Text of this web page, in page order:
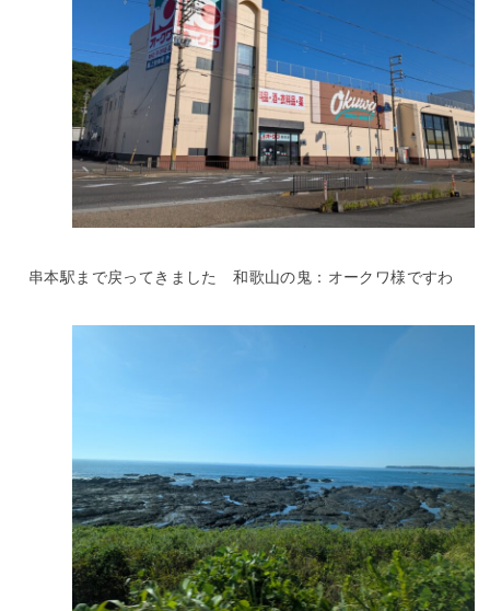
串本駅まで戻ってきました 和歌山の鬼：オークワ様ですわ